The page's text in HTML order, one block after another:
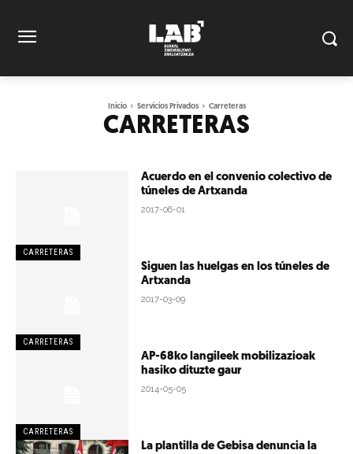
Inicio Servicios Privados Carreteras
CARRETERAS
CARRETERAS
Acuerdo en el convenio colectivo de
túneles de Artxanda
2017-06-01
CARRETERAS
Siguen las huelgas en los túneles de
Artxanda
2017-03-09
CARRETERAS
AP-68ko langileek mobilizazioak
hasiko dituzte gaur
2014-05-05
La plantilla de Gebisa denuncia la